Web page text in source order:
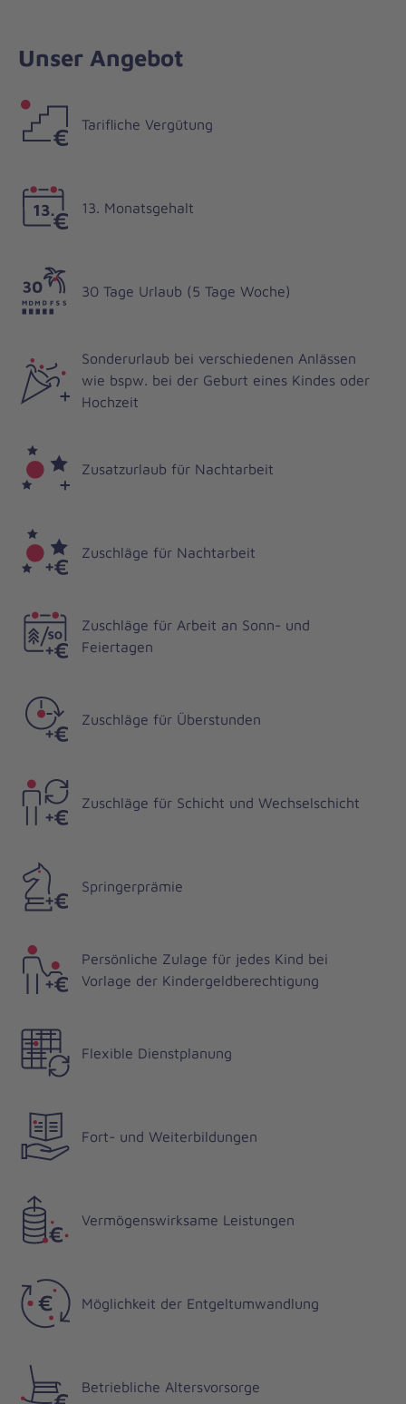
Unser Angebot
Tarifliche Vergütung
13. Monatsgehalt
30 Tage Urlaub (5 Tage Woche)
Sonderurlaub bei verschiedenen Anlässen
wie bspw. bei der Geburt eines Kindes oder
Hochzeit
Zusatzurlaub für Nachtarbeit
Zuschläge für Nachtarbeit
Zuschläge für Arbeit an Sonn- und
Feiertagen
Zuschläge für Überstunden
Zuschläge für Schicht und Wechselschicht
Springerprämie
Persönliche Zulage für jedes Kind bei
Vorlage der Kindergeldberechtigung
Flexible Dienstplanung
Fort- und Weiterbildungen
Vermögenswirksame Leistungen
Möglichkeit der Entgeltumwandlung
Betriebliche Altersvorsorge